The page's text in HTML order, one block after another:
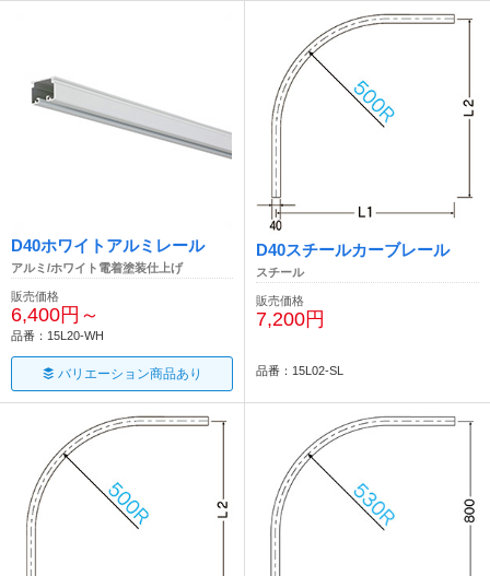
D40ホワイトアルミレール
アルミ/ホワイト電着塗装仕上げ
販売価格
6,400円～
品番：15L20-WH
バリエーション商品あり
D40スチールカーブレール
スチール
販売価格
7,200円
品番：15L02-SL